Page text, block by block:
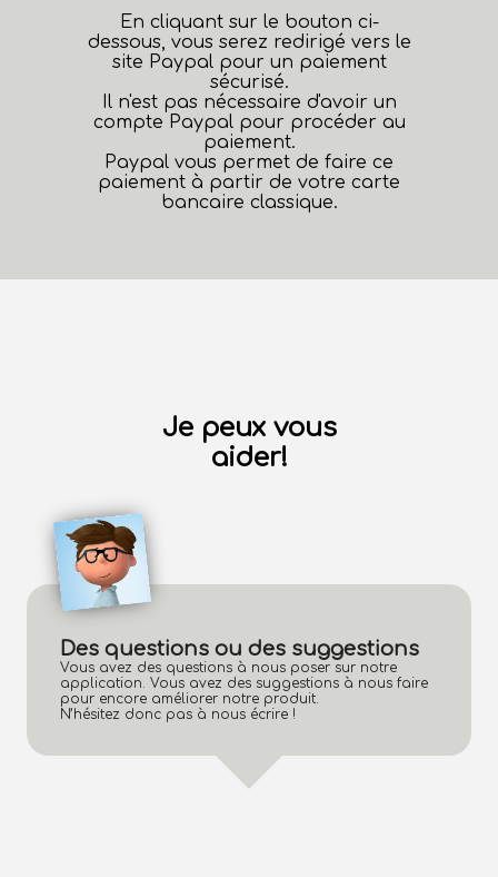
En cliquant sur le bouton ci-
dessous, vous serez redirigé vers le
site Paypal pour un paiement
sécurisé.
Il n'est pas nécessaire d'avoir un
compte Paypal pour procéder au
paiement.
Paypal vous permet de faire ce
paiement à partir de votre carte
bancaire classique.
Je peux vous
aider!
Des questions ou des suggestions
Vous avez des questions à nous poser sur notre
application. Vous avez des suggestions à nous faire
pour encore améliorer notre produit.
N’hésitez donc pas à nous écrire !